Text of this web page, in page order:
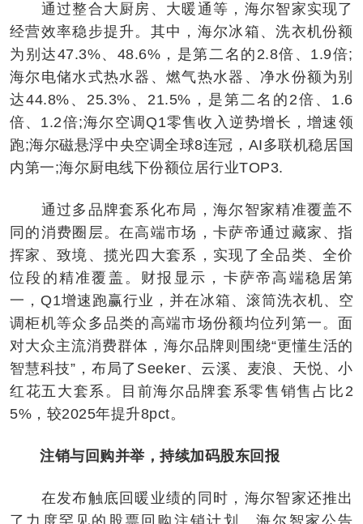
通过整合大厨房、大暖通等，海尔智家实现了
经营效率稳步提升。其中，海尔冰箱、洗衣机份额
为别达47.3%、48.6%，是第二名的2.8倍、1.9倍;
海尔电储水式热水器、燃气热水器、净水份额为别
达44.8%、25.3%、21.5%，是第二名的2倍、1.6
倍、1.2倍;海尔空调Q1零售收入逆势增长，增速领
跑;海尔磁悬浮中央空调全球8连冠，AI多联机稳居国
内第一;海尔厨电线下份额位居行业TOP3.
通过多品牌套系化布局，海尔智家精准覆盖不
同的消费圈层。在高端市场，卡萨帝通过藏家、指
挥家、致境、揽光四大套系，实现了全品类、全价
位段的精准覆盖。财报显示，卡萨帝高端稳居第
一，Q1增速跑赢行业，并在冰箱、滚筒洗衣机、空
调柜机等众多品类的高端市场份额均位列第一。面
对大众主流消费群体，海尔品牌则围绕“更懂生活的
智慧科技”，布局了Seeker、云溪、麦浪、天悦、小
红花五大套系。目前海尔品牌套系零售销售占比2
5%，较2025年提升8pct。
注销与回购并举，持续加码股东回报
在发布触底回暖业绩的同时，海尔智家还推出
了力度罕见的股票回购注销计划。海尔智家公告